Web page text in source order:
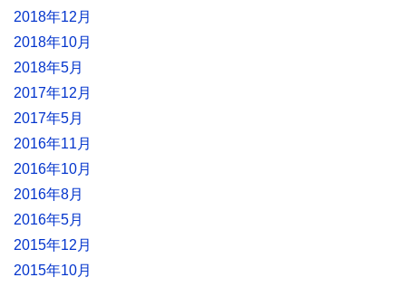
2018年12月
2018年10月
2018年5月
2017年12月
2017年5月
2016年11月
2016年10月
2016年8月
2016年5月
2015年12月
2015年10月